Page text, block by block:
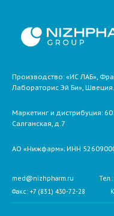
Производство: «ИС ЛАБ»,
Лабораторис Эй Би», Швеция.
Маркетинг и дистрибуция:
Салганская, д.7
АО «Нижфарм»; ИНН
med@nizhpharm.ru
Факс: +7 (831) 430-72-28